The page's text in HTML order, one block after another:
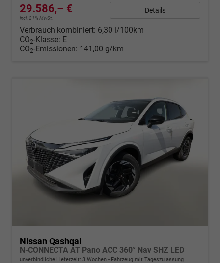
29.586,– €
incl. 21% MwSt.
Details
Verbrauch kombiniert: 6,30 l/100km
CO2-Klasse: E
CO2-Emissionen: 141,00 g/km
Nissan Qashqai
N-CONNECTA AT Pano ACC 360° Nav SHZ LED
unverbindliche Lieferzeit: 3 Wochen Fahrzeug mit Tageszulassung